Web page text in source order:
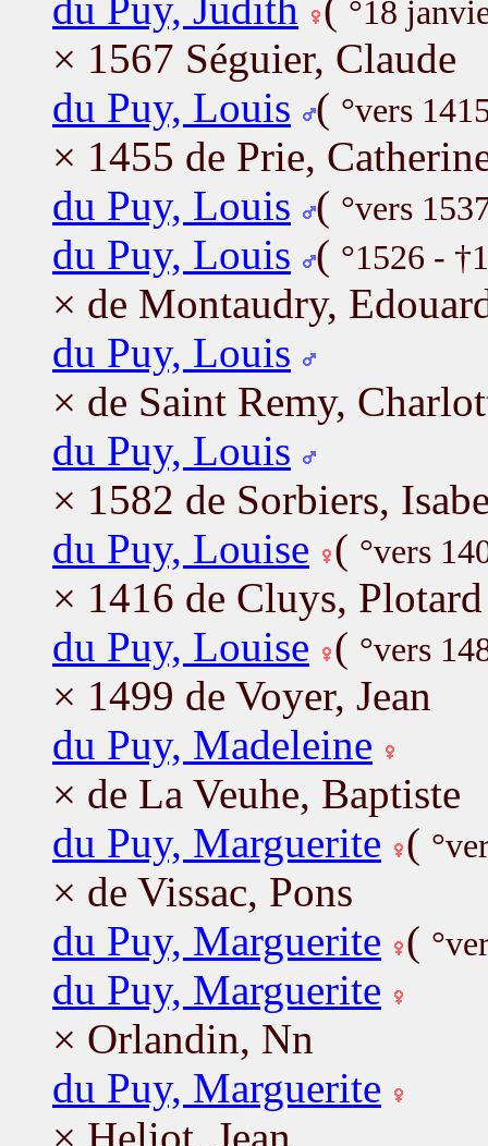
°18
× 1567 Séguier, Claude
du Puy, Louis ( °vers
× 1455 de Prie,
du Puy, Louis ( °vers
du Puy, Louis ( °1526 -
× de Montaudry,
du Puy, Louis
× de Saint Remy,
du Puy, Louis
× 1582 de Sorbiers,
du Puy, Louise ( °vers
× 1416 de Cluys, Plotard
du Puy, Louise ( °vers
× 1499 de Voyer, Jean
du Puy, Madeleine
× de La Veuhe, Baptiste
du Puy, Marguerite (
× de Vissac, Pons
du Puy, Marguerite (
du Puy, Marguerite
× Orlandin, Nn
du Puy, Marguerite
× Heliot, Jean